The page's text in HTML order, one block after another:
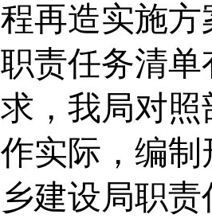
程再造实施
职责任务清
求，我局对照
作实际，编
乡建设局职